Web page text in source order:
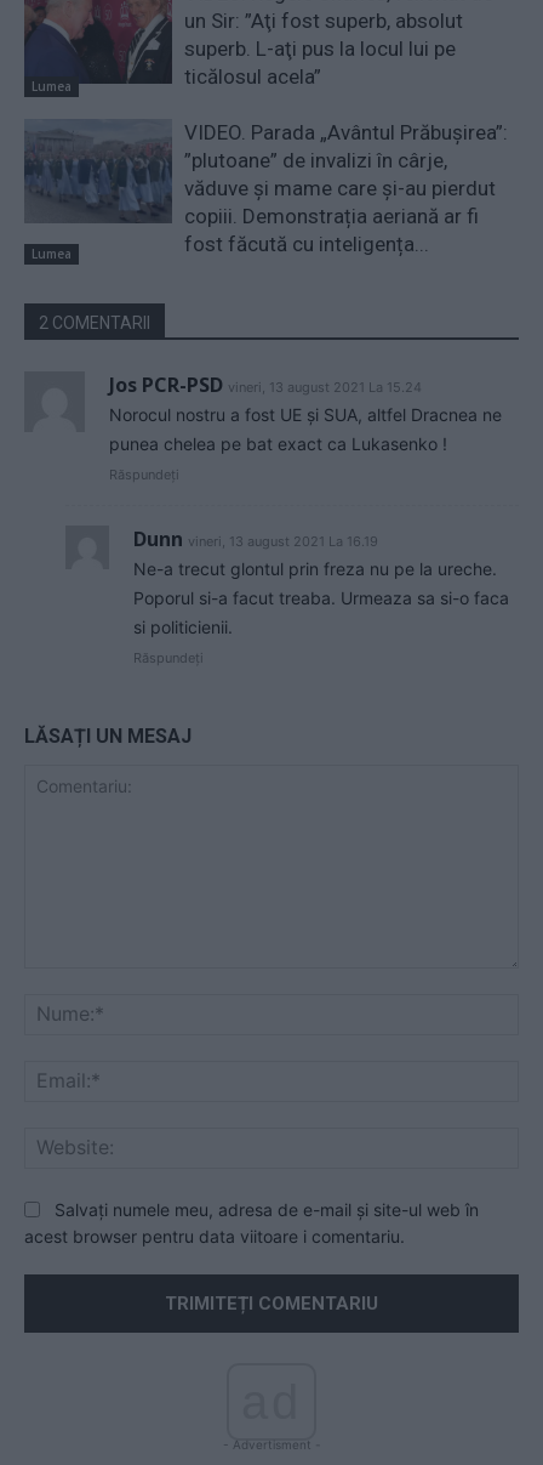
Lumea
un Sir: ”Aţi fost superb, absolut
superb. L-aţi pus la locul lui pe
ticălosul acela”
Lumea
VIDEO. Parada „Avântul Prăbușirea”:
”plutoane” de invalizi în cârje,
văduve și mame care și-au pierdut
copiii. Demonstrația aeriană ar fi
fost făcută cu inteligența...
2 COMENTARII
Jos PCR-PSD vineri, 13 august 2021 La 15.24
Norocul nostru a fost UE și SUA, altfel Dracnea ne
punea chelea pe bat exact ca Lukasenko !
Răspundeți
Dunn vineri, 13 august 2021 La 16.19
Ne-a trecut glontul prin freza nu pe la ureche.
Poporul si-a facut treaba. Urmeaza sa si-o faca
si politicienii.
Răspundeți
LĂSAȚI UN MESAJ
Salvați numele meu, adresa de e-mail și site-ul web în
acest browser pentru data viitoare i comentariu.
- Advertisment -